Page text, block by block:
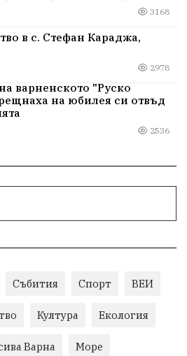
3168
в с. Стефан Караджа,
2978
варненското "Руско
на юбилея си отвъд
2536
Събития Спорт ВЕИ
Култура Екология
Варна Море